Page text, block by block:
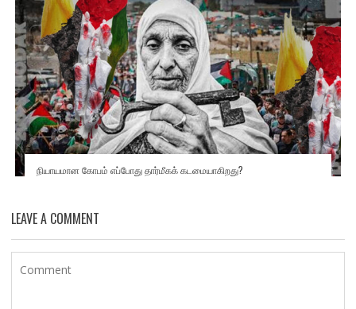
நியாயமான கோபம் எப்போது தார்மீகக் கடமையாகிறது?
LEAVE A COMMENT